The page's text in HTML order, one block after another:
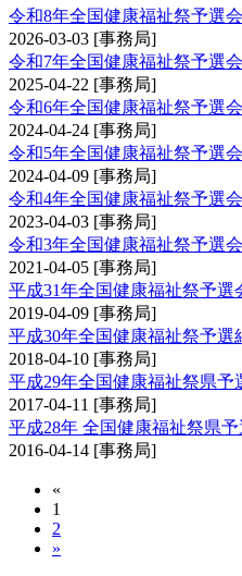
令和8年全国健康福祉祭予選
2026-03-03 [事務局]
令和7年全国健康福祉祭予選
2025-04-22 [事務局]
令和6年全国健康福祉祭予選
2024-04-24 [事務局]
令和5年全国健康福祉祭予選
2024-04-09 [事務局]
令和4年全国健康福祉祭予選
2023-04-03 [事務局]
令和3年全国健康福祉祭予選
2021-04-05 [事務局]
平成31年全国健康福祉祭予選
2019-04-09 [事務局]
平成30年全国健康福祉祭予選
2018-04-10 [事務局]
平成29年全国健康福祉祭県予
2017-04-11 [事務局]
平成28年 全国健康福祉祭県
2016-04-14 [事務局]
«
1
2
»